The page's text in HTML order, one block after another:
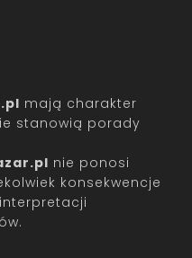
mają charakter
stanowią porady
nie ponosi
konsekwencje